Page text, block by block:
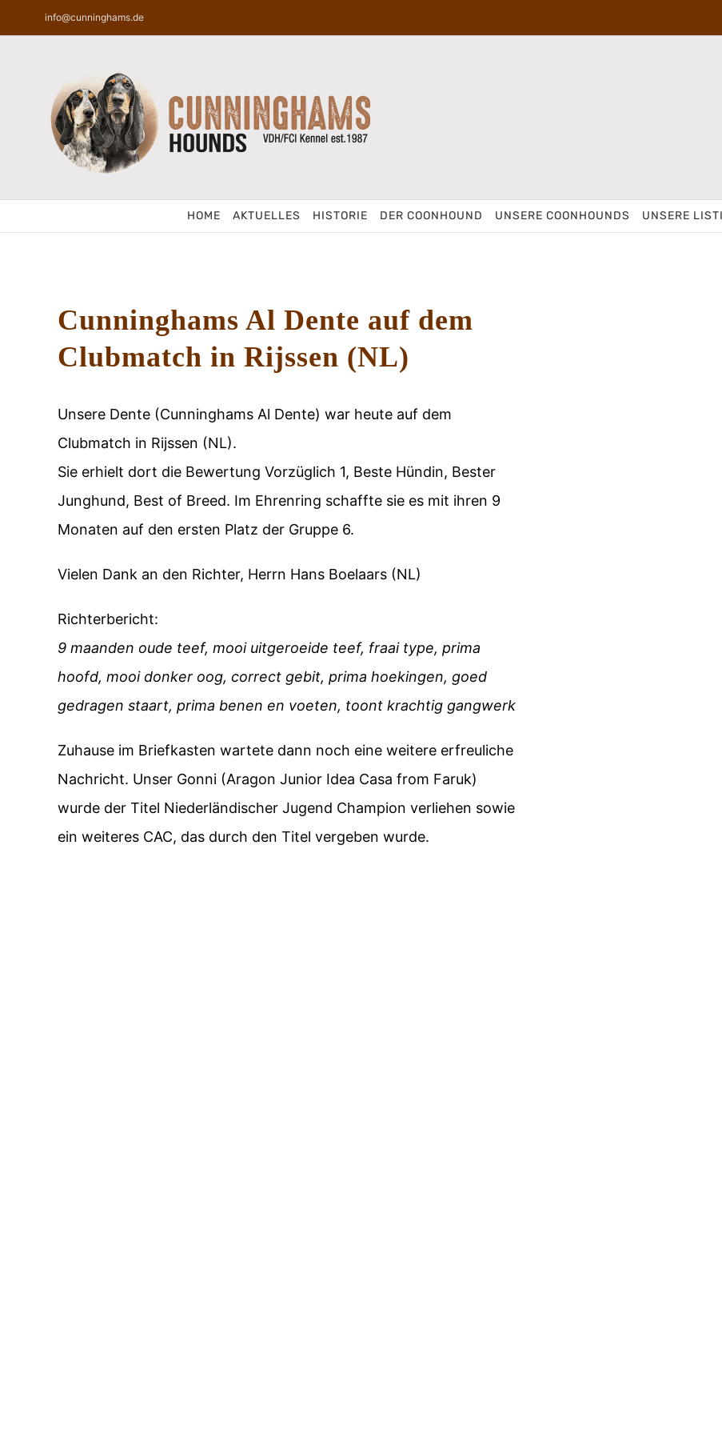
info@cunninghams.de
HOME AKTUELLES HISTORIE DER COONHOUND UNSERE COONHOUNDS UNSERE
Cunninghams Al Dente auf dem
Clubmatch in Rijssen (NL)
Unsere Dente (Cunninghams Al Dente) war heute auf dem
Clubmatch in Rijssen (NL).
Sie erhielt dort die Bewertung Vorzüglich 1, Beste Hündin, Bester
Junghund, Best of Breed. Im Ehrenring schaffte sie es mit ihren 9
Monaten auf den ersten Platz der Gruppe 6.
Vielen Dank an den Richter, Herrn Hans Boelaars (NL)
Richterbericht:
9 maanden oude teef, mooi uitgeroeide teef, fraai type, prima
hoofd, mooi donker oog, correct gebit, prima hoekingen, goed
gedragen staart, prima benen en voeten, toont krachtig gangwerk
Zuhause im Briefkasten wartete dann noch eine weitere erfreuliche
Nachricht. Unser Gonni (Aragon Junior Idea Casa from Faruk)
wurde der Titel Niederländischer Jugend Champion verliehen sowie
ein weiteres CAC, das durch den Titel vergeben wurde.